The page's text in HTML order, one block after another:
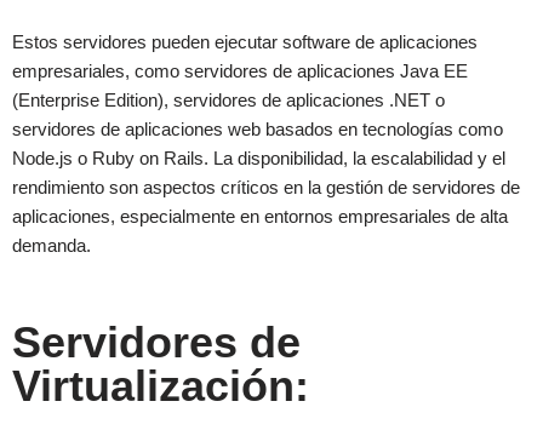
Estos servidores pueden ejecutar software de aplicaciones
empresariales, como servidores de aplicaciones Java EE
(Enterprise Edition), servidores de aplicaciones .NET o
servidores de aplicaciones web basados en tecnologías como
Node.js o Ruby on Rails. La disponibilidad, la escalabilidad y el
rendimiento son aspectos críticos en la gestión de servidores de
aplicaciones, especialmente en entornos empresariales de alta
demanda.
Servidores de
Virtualización: